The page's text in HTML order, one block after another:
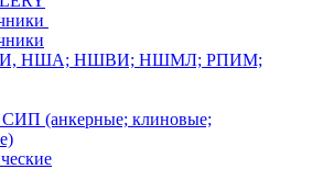
НША; НШВИ; НШМЛ; РПИМ;
(анкерные; клиновые;